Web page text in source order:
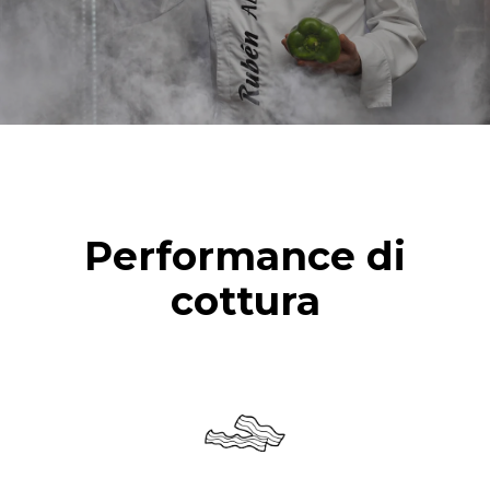
vapore
Performance di
cottura